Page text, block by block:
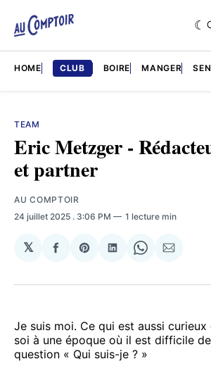
HOME CLUB BOIRE MANGER
TEAM
Eric Metzger -
et partner
AU COMPTOIR
24 juillet 2025 . 3:06 PM 1 lecture min
𝕏
Partager
Facebook
Share
Pinterest
Partager
LinkedIn
Share
WhatsApp
Je suis moi. Ce qui est aussi curieux
soi à une époque où il est difficile
question « Qui suis-je ? »